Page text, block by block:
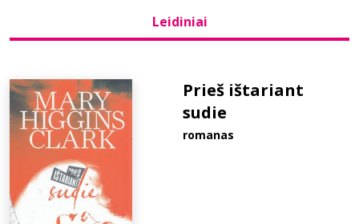
Leidiniai
Prieš ištariant
sudie
romanas